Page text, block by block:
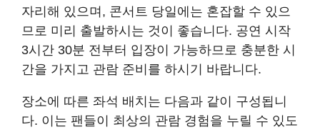
자리해 있으며, 콘서트 당일에는 혼잡할 수 있으
므로 미리 출발하시는 것이 좋습니다. 공연 시작
3시간 30분 전부터 입장이 가능하므로 충분한 시
간을 가지고 관람 준비를 하시기 바랍니다.
장소에 따른 좌석 배치는 다음과 같이 구성됩니
다. 이는 팬들이 최상의 관람 경험을 누릴 수 있도